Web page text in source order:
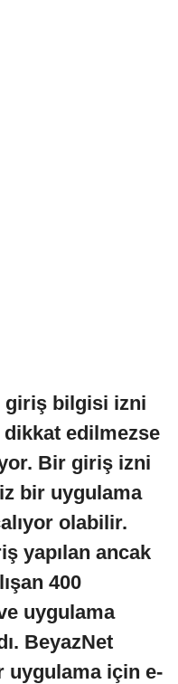
giriş bilgisi izni
edilmezse
Bir giriş izni
bir uygulama
olabilir.
yapılan ancak
400
uygulama
BeyazNet
uygulama için e-